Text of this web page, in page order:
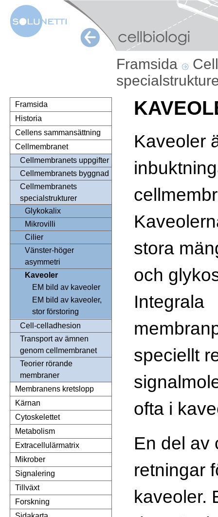
Framsida
Framsida
Historia
Cellens sammansättning
Cellmembranet
Cellmembranets uppgifter
Cellmembranets byggnad
Cellmembranets
specialstrukturer
Glykokalix
Mikrovilli
Cilier
Vänster-höger
asymmetri
Kaveoler
EM bild av kaveoler
EM bild av kaveoler,
stor förstoring
Cell-celladhesion
Transport av ämnen
genom cellmembranet
Teorier rörande
membraner
Membranens kretslopp
Kärnan
Cytoskelettet
Metabolism
Extracellulärmatrix
Mikrober
Signalering
Tillväxt
Forskning
Kaveoler
stora
och
Integrala
speciellt
ofta i
En del av
retningar
kaveoler.